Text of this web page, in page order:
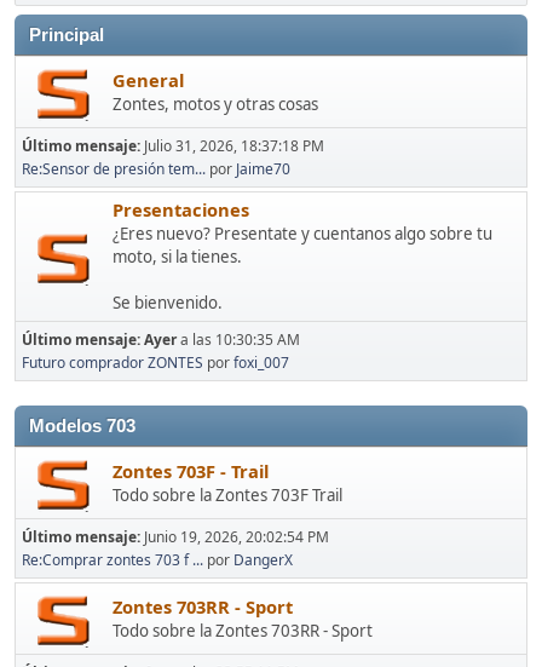
Principal
General
Zontes, motos y otras cosas
Último mensaje: Julio 31, 2026, 18:37:18 PM
Re:Sensor de presión tem... por Jaime70
Presentaciones
¿Eres nuevo? Presentate y cuentanos algo sobre tu
moto, si la tienes.
Se bienvenido.
Último mensaje:Ayera las 10:30:35 AM
Futuro comprador ZONTES porfoxi_007
Modelos 703
Zontes 703F - Trail
Todo sobre la Zontes 703F Trail
Último mensaje: Junio 19, 2026, 20:02:54 PM
Re:Comprar zontes 703 f ... por DangerX
Zontes 703RR - Sport
Todo sobre la Zontes 703RR - Sport